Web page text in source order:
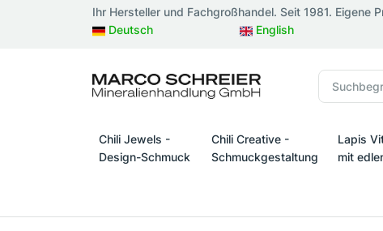
Ihr Hersteller und Fachgroßhandel. Seit 1981. Eigene
Deutsch
English
Chili Jewels -
Design-Schmuck
Chili Creative -
Schmuckgestaltung
Lapis
mit